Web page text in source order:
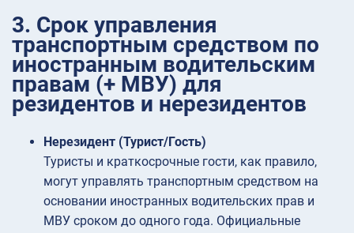
3. Срок управления
транспортным средством по
иностранным водительским
правам (+ МВУ) для
резидентов и нерезидентов
Нерезидент (Турист/Гость)
Туристы и краткосрочные гости, как правило,
могут управлять транспортным средством на
основании иностранных водительских прав и
МВУ сроком до одного года. Официальные